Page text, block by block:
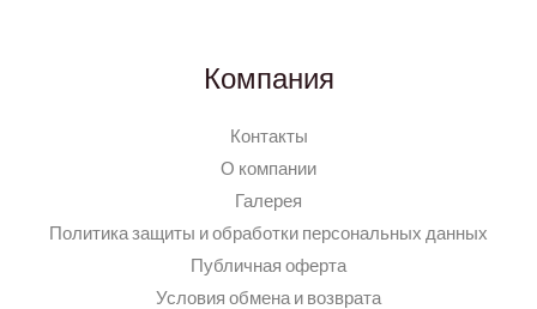
Компания
Контакты
О компании
Галерея
Политика защиты и обработки персональных данных
Публичная оферта
Условия обмена и возврата